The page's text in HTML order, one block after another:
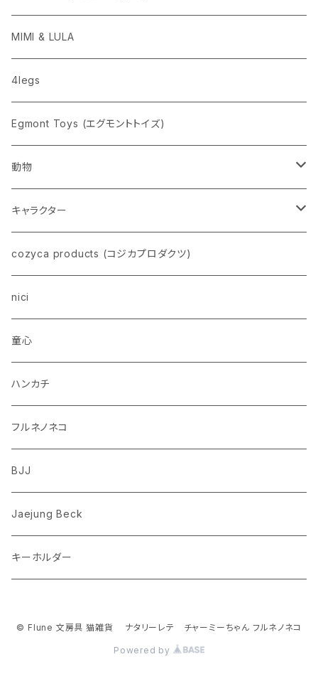
penco
nahe
pppppins（ピーーーーンズ）
MIMI & LULA
4legs
Egmont Toys (エグモントトイズ)
動物
ネコ
イヌ
トイプードル
柴犬
ポメラニアン
コーギー
ウザギ
パンダ
リス
クマ
ゾウ
トリ
キャラクター
スヌーピー
モンチッチ
ムーミン
ちいかわ
ミッフィー
Richard Scarry (リチャード・スキャリー)
おぱんちゅうさぎ/んぽちゃむ
cozyca products (コジカプロダクツ)
nici
童心
ハンカチ
フルネノネコ
BJJ
Jaejung Beck
キーホルダー
© Flune 文房具 猫雑貨 ナタリーレテ チャーミーちゃん フルネノネコ
Powered by